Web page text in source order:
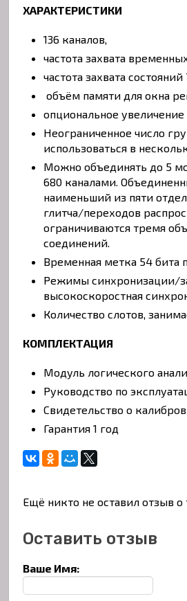
ХАРАКТЕРИСТИКИ
136 каналов,
частота захвата
частота захвата состояний
объём памяти для окна
опциональное
Неограниченное число
использоваться в
Можно объединять до 5
680 каналами.
наименьший из пяти
глитча/переходов
ограничиваются тремя
соединений.
Временная метка 54 бита
Режимы синхронизации/
высокоскоростная
Количество слотов,
КОМПЛЕКТАЦИЯ
Модуль логического
Руководство по
Свидетельство о
Гарантия 1 год
Ещё никто не оставил отзыв о
Оставить отзыв
Ваше Имя: